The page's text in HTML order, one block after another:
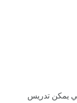
يمكن تدريس